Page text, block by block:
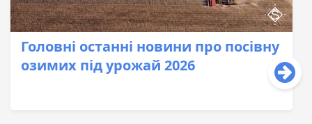
Головні останні новини про посівну
озимих під урожай 2026